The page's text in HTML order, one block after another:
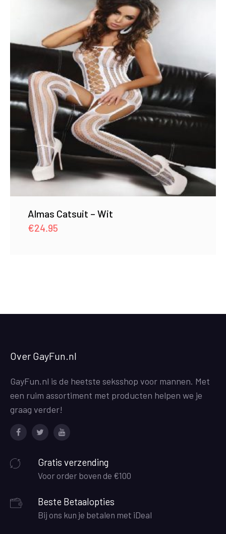
Almas Catsuit – Wit
€24.95
Over GayFun.nl
GayFun.nl is de heetste seksshop voor mannen. Met
een ruim assortiment met producten helpen we je
graag verder!
Gratis verzending
Voor order boven de €100
Beste Betaalopties
Bij ons kun je betalen met iDeal